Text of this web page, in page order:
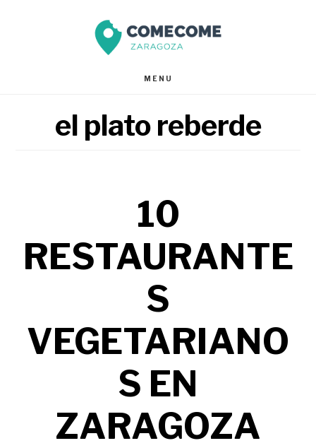
MENU
el plato reberde
10
RESTAURANTE
S
VEGETARIANO
S EN
ZARAGOZA